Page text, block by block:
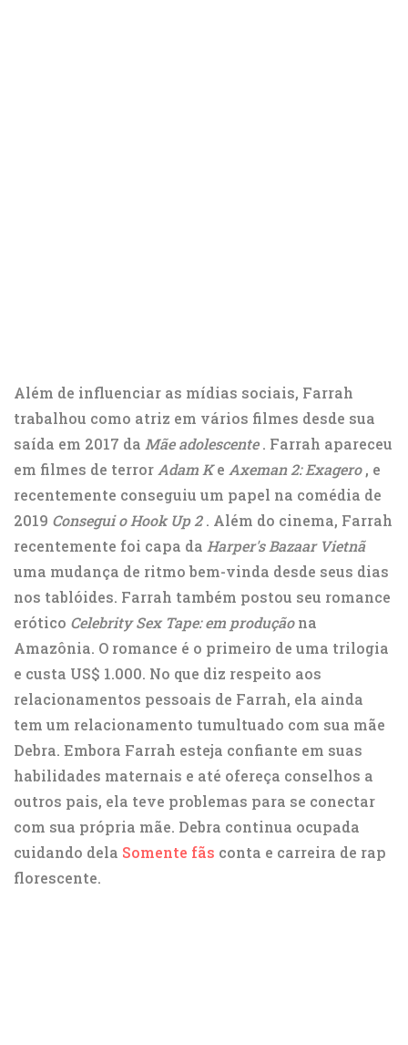
Além de influenciar as mídias sociais, Farrah
trabalhou como atriz em vários filmes desde sua
saída em 2017 da Mãe adolescente. Farrah apareceu
em filmes de terror Adam Ke Axeman 2: Exagero, e
recentemente conseguiu um papel na comédia de
2019 Consegui o Hook Up 2. Além do cinema, Farrah
recentemente foi capa da Harper's Bazaar Vietnã
uma mudança de ritmo bem-vinda desde seus dias
nos tablóides. Farrah também postou seu romance
erótico Celebrity Sex Tape: em produçãona
Amazônia. O romance é o primeiro de uma trilogia
e custa US$ 1.000. No que diz respeito aos
relacionamentos pessoais de Farrah, ela ainda
tem um relacionamento tumultuado com sua mãe
Debra. Embora Farrah esteja confiante em suas
habilidades maternais e até ofereça conselhos a
outros pais, ela teve problemas para se conectar
com sua própria mãe. Debra continua ocupada
cuidando dela Somente fãs conta e carreira de rap
florescente.